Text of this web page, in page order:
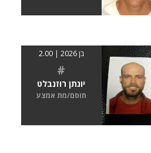
בן 2026 | 2.00
#
יונתן רוזנבלט
חוסם/מת אמצע